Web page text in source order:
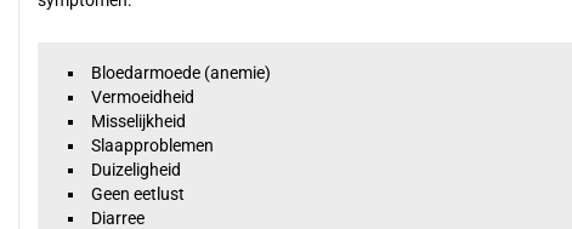
Bloedarmoede (anemie)
Vermoeidheid
Misselijkheid
Slaapproblemen
Duizeligheid
Geen eetlust
Diarree